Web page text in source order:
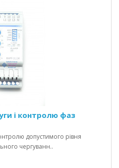
і контролю фаз
допустимого рівня
чергуванн..